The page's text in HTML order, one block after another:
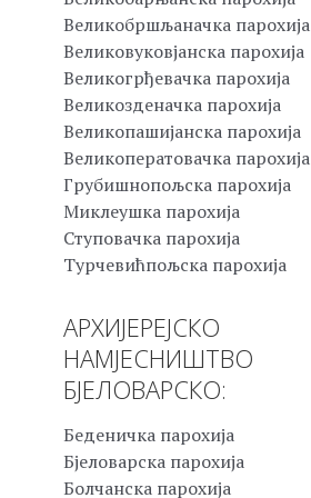
Великобршљаначка парохија
Великовуковјанска парохија
Великогрђевачка парохија
Великозденачка парохија
Великопашијанска парохија
Великоператовачка парохија
Грубишнопољска парохија
Миклеушка парохија
Ступовачка парохија
Турчевићпољска парохија
АРХИЈЕРЕЈСКО
НАМЈЕСНИШТВО
БЈЕЛОВАРСКО:
Беденичка парохија
Бјеловарска парохија
Болчанска парохија